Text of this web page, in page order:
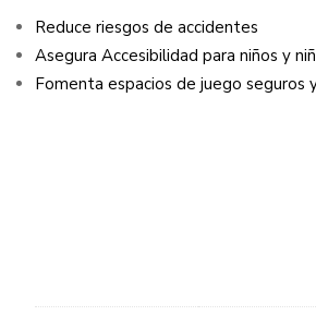
Reduce riesgos de accidentes
Asegura Accesibilidad para niños y
Fomenta espacios de juego seguros